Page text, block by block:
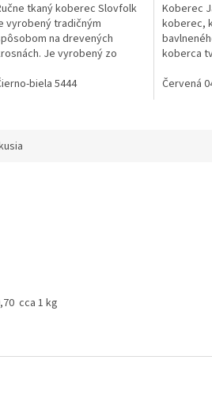
Modrá 0891 Modrá 0879 Modrá
tkaný koberec Slovfolk
vyrobený tradičným
na drevených
Je vyrobený zo
v textilnom podniku.
biela 5444
Koberec
koberec,
koberca
závislá
Červená
cca 1 kg